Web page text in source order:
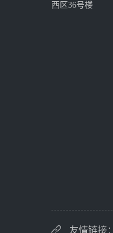
西区36号楼
友情链接：